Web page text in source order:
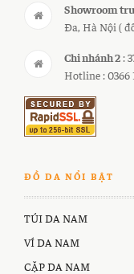
Showroom
Đa, Hà Nội (
Chi nhánh 2 :
Hotline : 0366
ĐỒ DA NỔI BẬT
TÚI DA NAM
VÍ DA NAM
CẶP DA NAM